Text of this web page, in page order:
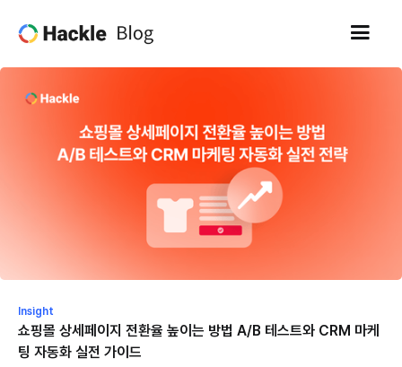
Insight
쇼핑몰 상세페이지 전환율 높이는 방법 A/B 테스트와 CRM 마케
팅 자동화 실전 가이드